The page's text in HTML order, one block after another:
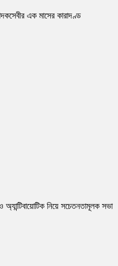
এক মাসের কারাদণ্ড
নিয়ে সচেতনতামূলক সভা